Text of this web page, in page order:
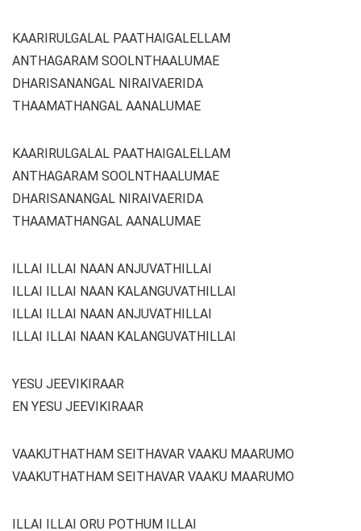
KAARIRULGALAL PAATHAIGALELLAM
ANTHAGARAM SOOLNTHAALUMAE
DHARISANANGAL NIRAIVAERIDA
THAAMATHANGAL AANALUMAE
KAARIRULGALAL PAATHAIGALELLAM
ANTHAGARAM SOOLNTHAALUMAE
DHARISANANGAL NIRAIVAERIDA
THAAMATHANGAL AANALUMAE
ILLAI ILLAI NAAN ANJUVATHILLAI
ILLAI ILLAI NAAN KALANGUVATHILLAI
ILLAI ILLAI NAAN ANJUVATHILLAI
ILLAI ILLAI NAAN KALANGUVATHILLAI
YESU JEEVIKIRAAR
EN YESU JEEVIKIRAAR
VAAKUTHATHAM SEITHAVAR VAAKU MAARUMO
VAAKUTHATHAM SEITHAVAR VAAKU MAARUMO
ILLAI ILLAI ORU POTHUM ILLAI